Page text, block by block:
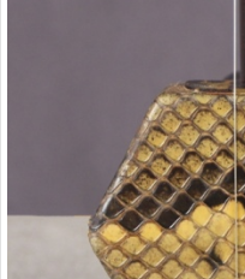
二胡名曲免费下载